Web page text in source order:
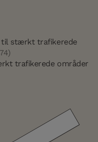
til stærkt trafikerede
trafikerede områder